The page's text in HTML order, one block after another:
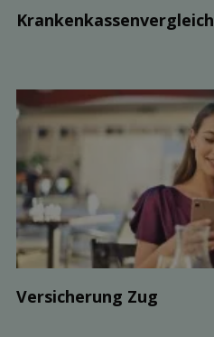
Kranken­kassen­vergleich
Ver­sicherung Zug